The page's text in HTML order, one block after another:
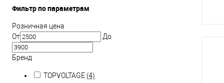
Фильтр по параметрам
Розничная цена
От
До
Бренд
TOPVOLTAGE (4)